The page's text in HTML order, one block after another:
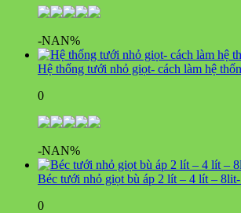
-NAN%
Hệ thống tưới nhỏ giọt- cách làm hệ
0
-NAN%
Béc tưới nhỏ giọt bù áp 2 lít – 4 lít –
0